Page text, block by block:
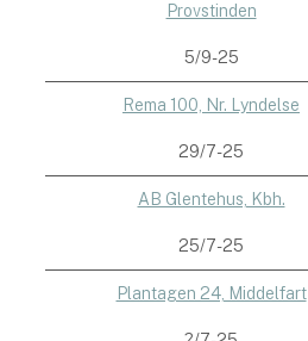
Provstinden
5/9-25
Rema 100, Nr. Lyndelse
29/7-25
AB Glentehus, Kbh.
25/7-25
Plantagen 24, Middelfart